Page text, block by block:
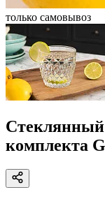
только самовывоз
Стеклянный
комплекта